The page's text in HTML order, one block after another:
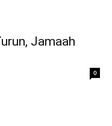
Jamaah
0